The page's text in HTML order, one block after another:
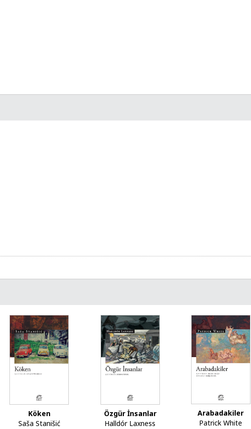
Köken
Saša Stanišić
Özgür İnsanlar
Halldór Laxness
Arabadakiler
Patrick White